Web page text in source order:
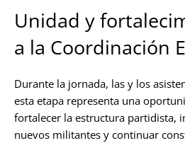
Unidad y
a la Coordinación
Durante la jornada, las y los
esta etapa representa una
fortalecer la estructura partidista,
nuevos militantes y continuar